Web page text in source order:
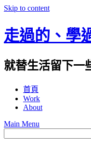
Skip to content
走過的、學
就替生活留下一
首頁
Work
About
Main Menu